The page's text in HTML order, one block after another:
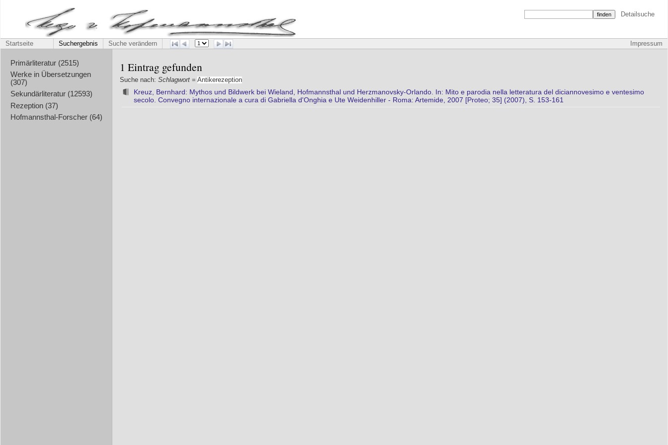
Detailsuche
Impressum
Startseite Suchergebnis Suche verändern
Primärliteratur (2515)
Werke in Übersetzungen
(307)
Sekundärliteratur (12593)
Rezeption (37)
Hofmannsthal-Forscher (64)
1 Eintrag gefunden
Suche nach: Schlagwort = Antikerezeption
Kreuz, Bernhard: Mythos und Bildwerk bei Wieland, Hofmannsthal und Herzmanovsky-Orlando. In: Mito e parodia nella letteratura del diciannovesimo e ventesimo
secolo. Convegno internazionale a cura di Gabriella d'Onghia e Ute Weidenhiller - Roma: Artemide, 2007 [Proteo; 35] (2007), S. 153-161